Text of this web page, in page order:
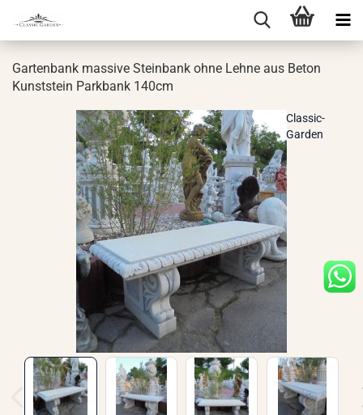
Gar­ten­bank mas­si­ve Stein­bank ohne Lehne aus Beton
Kunst­stein Park­bank 140cm
Classic-
Garden